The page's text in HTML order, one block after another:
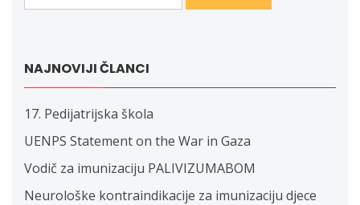
NAJNOVIJI ČLANCI
17. Pedijatrijska škola
UENPS Statement on the War in Gaza
Vodič za imunizaciju PALIVIZUMABOM
Neurološke kontraindikacije za imunizaciju djece